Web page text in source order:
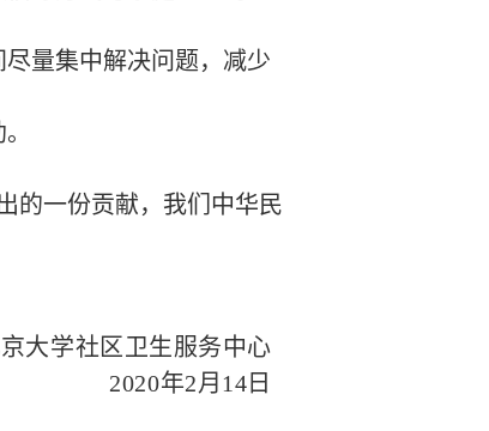
量集中解决问题，减少
的一份贡献，我们中华民
大学社区卫生服务中心
2020年2月 14 日